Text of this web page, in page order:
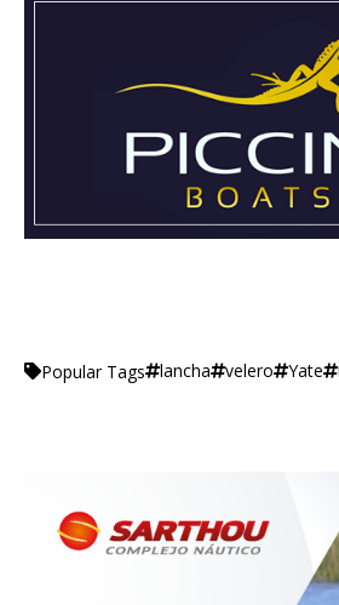
Popular Tags lancha velero Yate